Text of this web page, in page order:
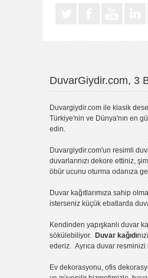
DuvarGiydir.com, 3
Duvargiydir.com ile klasik
Türkiye'nin ve Dünya'nın en
edin.
Duvargiydir.com'un resimli
duvarlarınızı dekore ettiniz,
öbür ucunu oturma odanıza
Duvar kağıtlarımıza sahip
isterseniz küçük ebatlarda
Kendinden yapışkanlı duvar
sökülebiliyor. Duvar kağıdı
ederiz. Ayrıca duvar
Ev dekorasyonu, ofis